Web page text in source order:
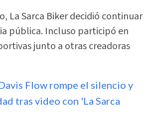
La Sarca Biker decidió continuar
pública. Incluso participó en
junto a otras creadoras
Flow rompe el silencio y
tras video con 'La Sarca